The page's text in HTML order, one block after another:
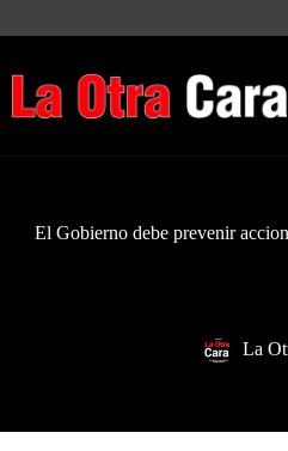
El Gobierno debe prevenir
La